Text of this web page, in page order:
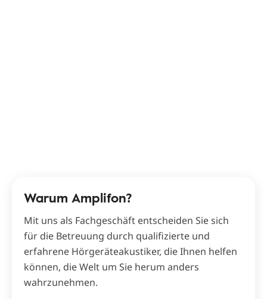
Warum Amplifon?
Mit uns als Fachgeschäft entscheiden Sie sich
für die Betreuung durch qualifizierte und
erfahrene Hörgeräteakustiker, die Ihnen helfen
können, die Welt um Sie herum anders
wahrzunehmen.